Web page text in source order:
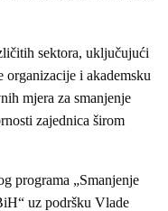
sektora, uključujući
i akademsku
mjera za smanjenje
zajednica širom
programa „Smanjenje
uz podršku Vlade